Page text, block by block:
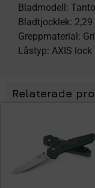
Bladmodell: Tanto
Bladtjocklek: 2,29
Greppmaterial:
Låstyp: AXIS lock
Relaterade